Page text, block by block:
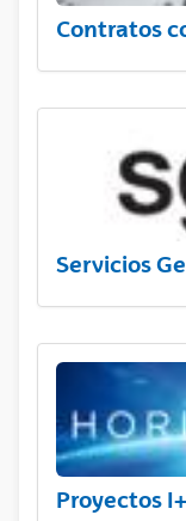
Contratos
Servicios
Proyectos